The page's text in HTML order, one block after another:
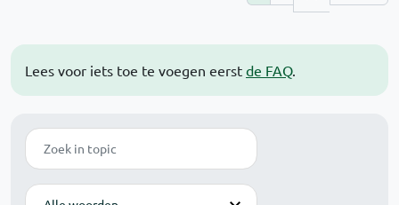
Lees voor iets toe te voegen eerst de FAQ.
Zoek
Modus